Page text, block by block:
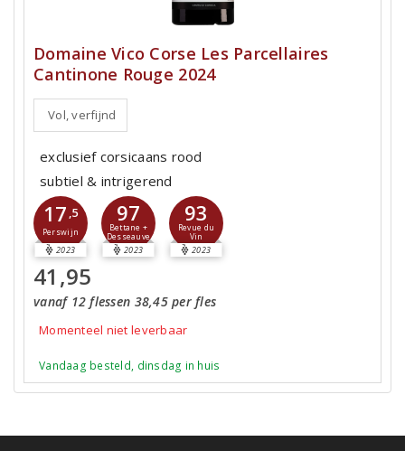
Domaine Vico Corse Les Parcellaires
Cantinone Rouge 2024
Vol, verfijnd
exclusief corsicaans rood
subtiel & intrigerend
17 ,5
Perswijn
2023
97
Bettane +
Desseauve
2023
93
Revue du
Vin
2023
41,95
vanaf 12 flessen 38,45 per fles
Momenteel niet leverbaar
Vandaag besteld, dinsdag in huis